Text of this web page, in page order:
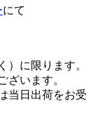
にて
）に限ります。
ざいます。
当日出荷をお受